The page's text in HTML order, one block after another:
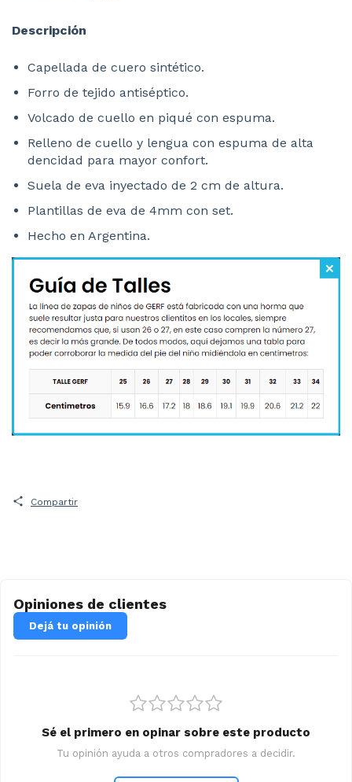
Descripción
Capellada de cuero sintético.
Forro de tejido antiséptico.
Volcado de cuello en piqué con espuma.
Relleno de cuello y lengua con espuma de alta
dencidad para mayor confort.
Suela de eva inyectado de 2 cm de altura.
Plantillas de eva de 4mm con set.
Hecho en Argentina.
Compartir
Opiniones de clientes
Dejá tu opinión
Sé el primero en opinar sobre este producto
Tu opinión ayuda a otros compradores a decidir.